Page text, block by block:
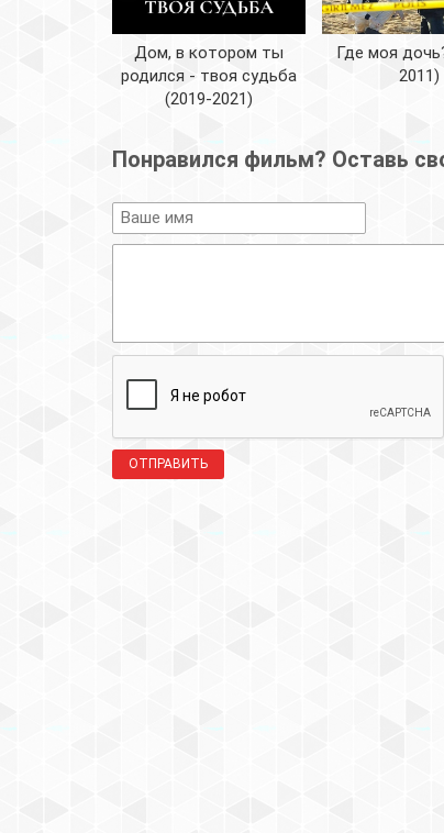
Дом, в котором ты
родился - твоя судьба
(2019-2021)
Где моя
2011)
Понравился фильм? Оставь
ОТПРАВИТЬ